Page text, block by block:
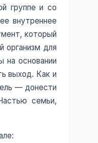
группе и со
внутреннее
который
организм для
на основании
выход. Как и
— донести
семьи,